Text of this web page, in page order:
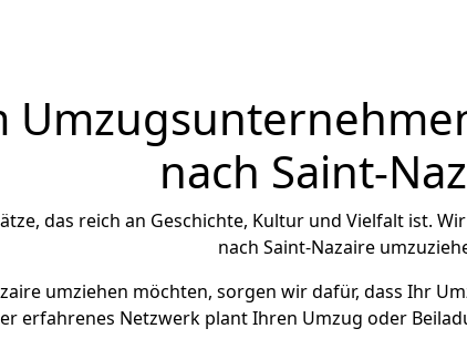
nach Saint-
das reich an Geschichte, Kultur und Vielfalt ist.
nach Saint-Nazaire
umziehen möchten, sorgen wir dafür, dass Ihr
erfahrenes Netzwerk plant Ihren Umzug oder